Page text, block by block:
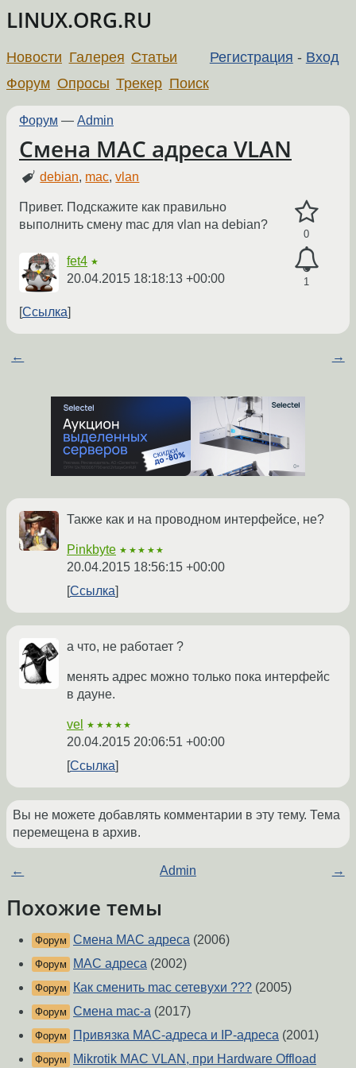
LINUX.ORG.RU
Регистрация - Вход
Новости Галерея Статьи
Форум Опросы Трекер Поиск
Форум — Admin
Смена MAC адреса VLAN
debian, mac,vlan
0
1
Привет. Подскажите как правильно
выполнить смену mac для vlan на debian?
fet4 ★
20.04.2015 18:18:13 +00:00
Ссылка
← →
Также как и на проводном интерфейсе, не?
Pinkbyte ★★★★★
20.04.2015 18:56:15 +00:00
Ссылка
а что, не работает ?
менять адрес можно только пока интерфейс
в дауне.
vel ★★★★★
20.04.2015 20:06:51 +00:00
Ссылка
Вы не можете добавлять комментарии в эту тему. Тема
перемещена в архив.
← Admin →
Похожие темы
Форум Смена MAC адреса (2006)
Форум MAC адреса (2002)
Форум Как сменить mac сетевухи ??? (2005)
Форум Смена mac-a (2017)
Форум Привязка MAC-адреса и IP-адреса (2001)
Форум Mikrotik MAC VLAN, при Hardware Offload